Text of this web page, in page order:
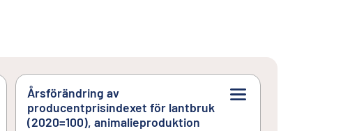
Årsförändring av
producentprisindexet för lantbruk
(2020=100), animalieproduktion